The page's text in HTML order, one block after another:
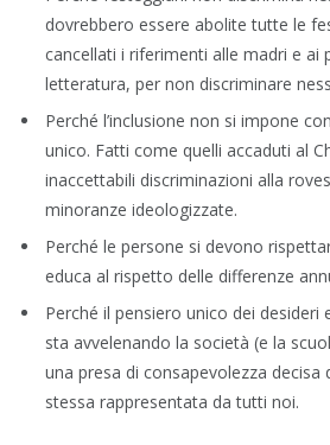
dovrebbero essere abolite tutte le
cancellati i riferimenti alle madri e ai
letteratura, per non discriminare
Perché l’inclusione non si impone
unico. Fatti come quelli accaduti al
inaccettabili discriminazioni alla
minoranze ideologizzate.
Perché le persone si devono
educa al rispetto delle differenze
Perché il pensiero unico dei desideri
sta avvelenando la società (e la
una presa di consapevolezza decisa
stessa rappresentata da tutti noi.